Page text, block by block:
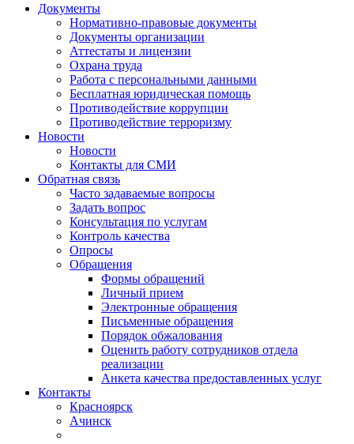
Документы
Нормативно-правовые документы
Документы организации
Аттестаты и лицензии
Охрана труда
Работа с персональными данными
Бесплатная юридическая помощь
Противодействие коррупции
Противодействие терроризму
Новости
Новости
Контакты для СМИ
Обратная связь
Часто задаваемые вопросы
Задать вопрос
Консультация по услугам
Контроль качества
Опросы
Обращения
Формы обращений
Личный прием
Электронные обращения
Письменные обращения
Порядок обжалования
Оценить работу сотрудников отдела
реализации
Анкета качества предоставленных услуг
Контакты
Красноярск
Ачинск